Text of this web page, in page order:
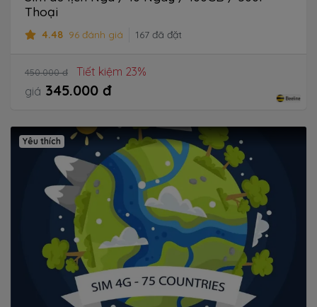
Thoại
4.48 96 đánh giá 167 đã đặt
450.000 đ
Tiết kiệm 23%
giá 345.000 đ
Yêu thích